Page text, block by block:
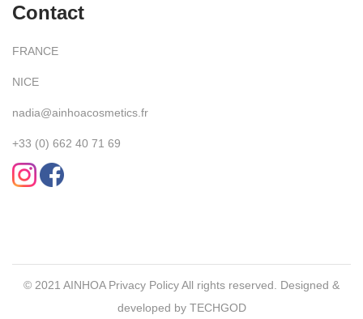
Contact
FRANCE
NICE
nadia@ainhoacosmetics.fr
+33 (0) 662 40 71 69
© 2021 AINHOA Privacy PolicyAll rights reserved. Designed &
developed by TECHGOD